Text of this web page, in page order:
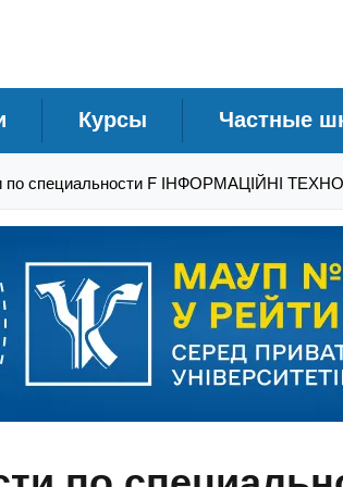
Курсы Частные
по специальности F ІНФОРМАЦІЙНІ